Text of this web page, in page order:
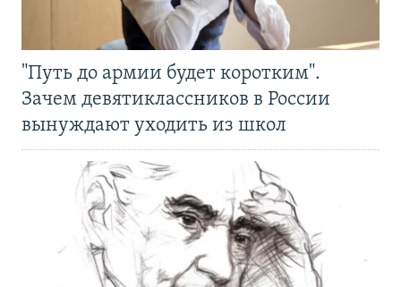
"Путь до армии будет коротким".
Зачем девятиклассников в России
вынуждают уходить из школ